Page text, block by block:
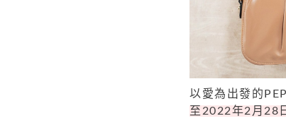
以愛為出發的
至2022年2月28